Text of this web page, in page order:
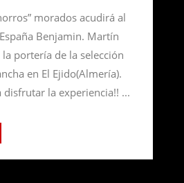
morados acudirá al
Benjamin. Martín
portería de la selección
en El Ejido(Almería).
disfrutar la experiencia!! ...